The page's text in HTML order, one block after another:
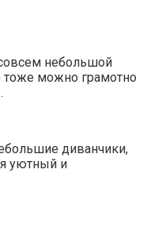
небольшой
тоже можно грамотно
диванчики,
уютный и